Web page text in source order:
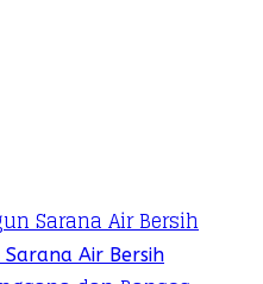
Air Bersih